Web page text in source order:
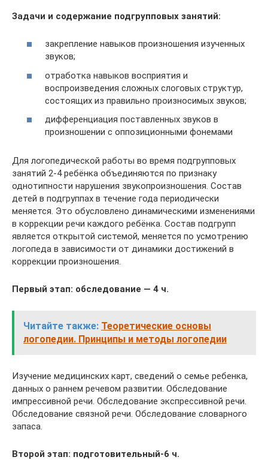
Задачи и содержание подгрупповых занятий:
закрепление навыков произношения изученных
звуков;
отработка навыков восприятия и
воспроизведения сложных слоговых структур,
состоящих из правильно произносимых звуков;
дифференциация поставленных звуков в
произношении с оппозиционными фонемами
Для логопедической работы во время подгрупповых
занятий 2-4 ребёнка объединяются по признаку
однотипности нарушения звукопроизношения. Состав
детей в подгруппах в течение года периодически
меняется. Это обусловлено динамическими изменениями
в коррекции речи каждого ребёнка. Состав подгрупп
является открытой системой, меняется по усмотрению
логопеда в зависимости от динамики достижений в
коррекции произношения.
Первый этап: обследование — 4 ч.
Читайте также: Теоретические основы
логопедии. Принципы и методы логопедии
Изучение медицинских карт, сведений о семье ребенка,
данных о раннем речевом развитии. Обследование
импрессивной речи. Обследование экспрессивной речи.
Обследование связной речи. Обследование словарного
запаса.
Второй этап: подготовительный-6 ч.